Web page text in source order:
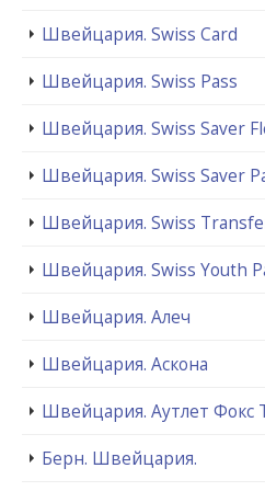
Швейцария. Swiss Card
Швейцария. Swiss Pass
Швейцария. Swiss Saver
Швейцария. Swiss Saver
Швейцария. Swiss
Швейцария. Swiss Youth
Швейцария. Алеч
Швейцария. Аскона
Швейцария. Аутлет Фокс
Берн. Швейцария.